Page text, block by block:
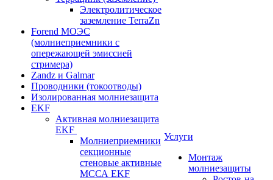
Электролитическое
заземление TerraZn
Forend МОЭС
(молниеприемники с
опережающей эмиссией
стримера)
Zandz и Galmar
Проводники (токоотводы)
Изолированная молниезащита
EKF
Активная молниезащита
EKF
Молниеприемники
секционные
стеновые активные
МССА EKF
Услуги
Монтаж
молниезащиты